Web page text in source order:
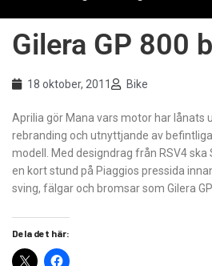
Gilera GP 800
18 oktober, 2011 Bike
Aprilia gör Mana vars motor har lånats
rebranding och utnyttjande av
modell. Med designdrag från RSV4 ska
en kort stund på Piaggios pressida
sving, fälgar och bromsar som Gilera
Dela det här: